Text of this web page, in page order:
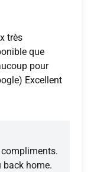
très
que
pour
Excellent
compliments.
home.